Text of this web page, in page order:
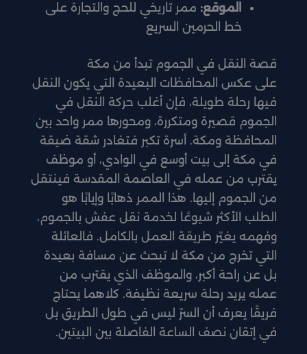
الموقع:ممر تاريخي للحج والتجارة على
خط الحرمين السريع
قصة النقل في الجموم تبدأ من مكة
على عكس المحافظات البعيدة التي يكون النقل
فيها رحلة طويلة، فإن أغلب حركة النقل في
الجموم قصيرة ومتكررة، ومحورها ممر واحد بين
المحافظة ومكة. أسرة تكبر فتغادر شقة ضيقة
في مكة إلى بيت أوسع في الوادي، أو موظف
يقترب من عمله في العاصمة المقدسة فينتقل
من الجموم إليها. هذا الممر ذهابًا وإيابًا هو
الطلب الأكثر شيوعًا لخدمة نقل عفش بالجموم،
وفهمه يغيّر طريقة العمل بالكامل. فالعائلة
التي تخرج من مكة لا تبحث عن مسافة بعيدة
بل عن راحة أكبر، والموظف الذي يقترب من
عمله يريد رحلة سريعة نظيفة. كلاهما يحتاج
فريقًا يعرف أن السرّ ليس في طول الطريق بل
في إتقان نصف الساعة الفاصلة بين البيتين.